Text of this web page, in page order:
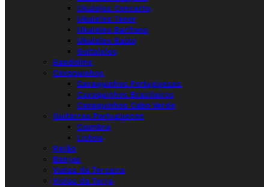
Ukuleles Concerto
Ukuleles Tenor
Ukuleles Barítono
Ukuleles Baixo
Guitaleles
Bandolins
Cavaquinhos
Cavaquinhos Portugueses
Cavaquinhos Brasileiros
Cavaquinhos Cabo Verde
Guitarras Portuguesas
Coimbra
Lisboa
Rajão
Banjos
Violas da Terceira
Violas da Terra